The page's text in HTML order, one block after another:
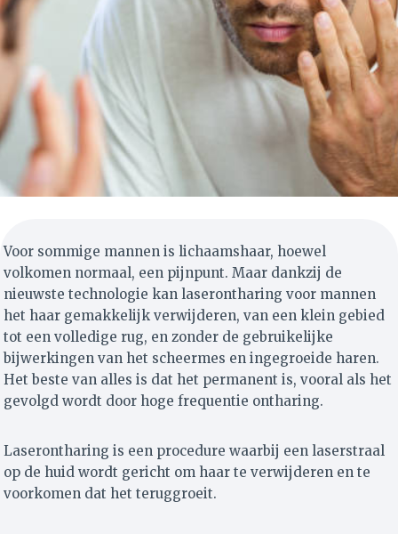
Voor sommige mannen is lichaamshaar, hoewel
volkomen normaal, een pijnpunt. Maar dankzij de
nieuwste technologie kan laserontharing voor mannen
het haar gemakkelijk verwijderen, van een klein gebied
tot een volledige rug, en zonder de gebruikelijke
bijwerkingen van het scheermes en ingegroeide haren.
Het beste van alles is dat het permanent is, vooral als het
gevolgd wordt door hoge frequentie ontharing.
Laserontharing is een procedure waarbij een laserstraal
op de huid wordt gericht om haar te verwijderen en te
voorkomen dat het teruggroeit.